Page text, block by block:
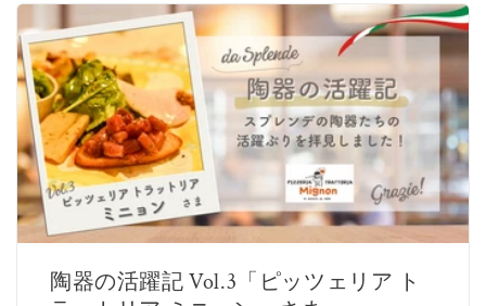
陶器の活躍記 Vol.3「ピッツェリア ト